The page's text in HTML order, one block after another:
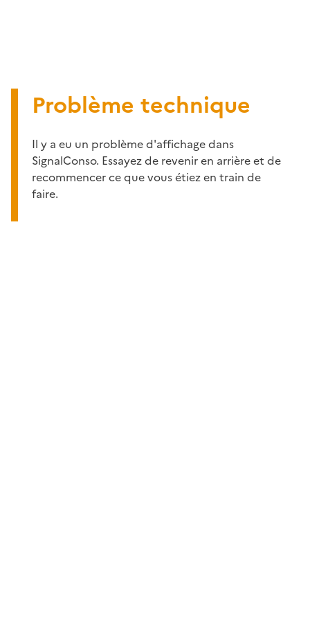
Problème technique
Il y a eu un problème d'affichage dans
SignalConso. Essayez de revenir en arrière et de
recommencer ce que vous étiez en train de
faire.